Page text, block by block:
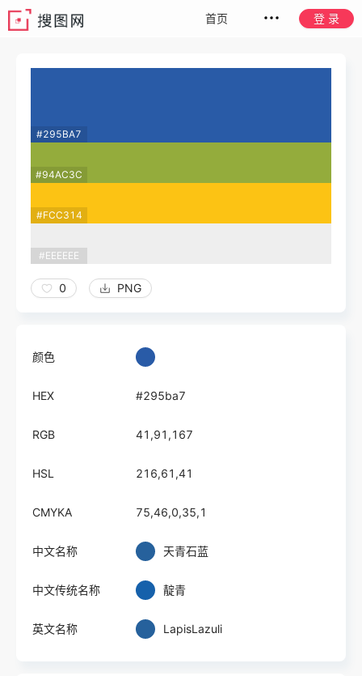
首页 登 录
#295BA7
#94AC3C
#FCC314
#EEEEEE
0 PNG
颜色
HEX #295ba7
RGB 41,91,167
HSL 216,61,41
CMYKA 75,46,0,35,1
中文名称 天青石蓝
中文传统名称 靛青
英文名称 LapisLazuli